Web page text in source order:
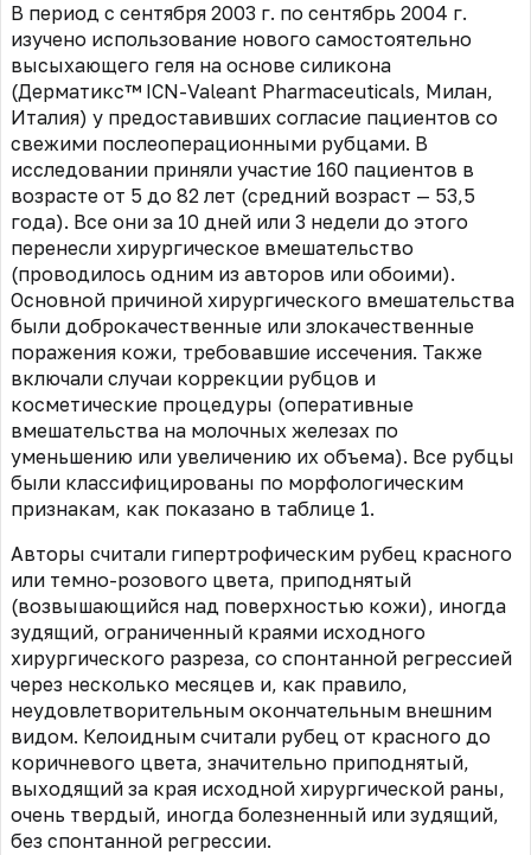
В период с сентября 2003 г. по сентябрь 2004 г.
изучено использование нового самостоятельно
высыхающего геля на основе силикона
(Дерматикс™ ICN-Valeant Pharmaceuticals, Милан,
Италия) у предоставивших согласие пациентов со
свежими послеоперационными рубцами. В
исследовании приняли участие 160 пациентов в
возрасте от 5 до 82 лет (средний возраст — 53,5
года). Все они за 10 дней или 3 недели до этого
перенесли хирургическое вмешательство
(проводилось одним из авторов или обоими).
Основной причиной хирургического вмешательства
были доброкачественные или злокачественные
поражения кожи, требовавшие иссечения. Также
включали случаи коррекции рубцов и
косметические процедуры (оперативные
вмешательства на молочных железах по
уменьшению или увеличению их объема). Все рубцы
были классифицированы по морфологическим
признакам, как показано в таблице 1.
Авторы считали гипертрофическим рубец красного
или темно-розового цвета, приподнятый
(возвышающийся над поверхностью кожи), иногда
зудящий, ограниченный краями исходного
хирургического разреза, со спонтанной регрессией
через несколько месяцев и, как правило,
неудовлетворительным окончательным внешним
видом. Келоидным считали рубец от красного до
коричневого цвета, значительно приподнятый,
выходящий за края исходной хирургической раны,
очень твердый, иногда болезненный или зудящий,
без спонтанной регрессии.